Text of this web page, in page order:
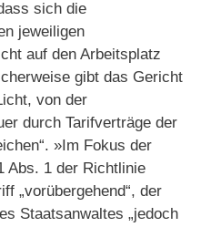
sich die
jeweiligen
auf den Arbeitsplatz
gibt das Gericht
von der
durch Tarifverträge der
»Im Fokus der
Abs. 1 der Richtlinie
„vorübergehend“, der
Staatsanwaltes „jedoch